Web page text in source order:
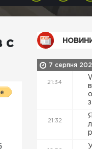
с
7 серпня
21:34
21:32